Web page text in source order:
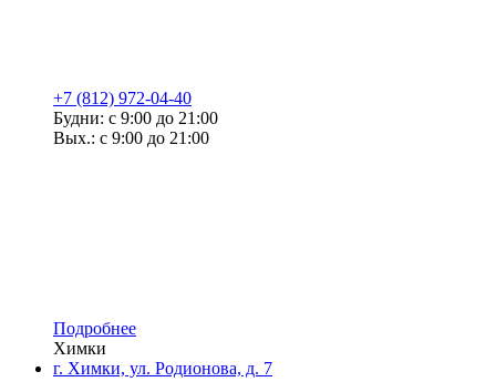
+7 (812) 972-04-40
Будни: с 9:00 до 21:00
Вых.: с 9:00 до 21:00
Подробнее
Химки
г. Химки, ул. Родионова, д. 7